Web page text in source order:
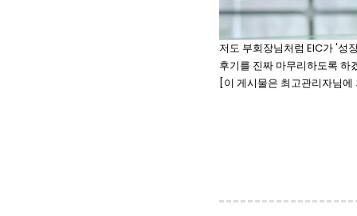
저도 부회장님처럼 EIC가 '성
후기를 진짜 마무리하도록 하
[이 게시물은 최고관리자님